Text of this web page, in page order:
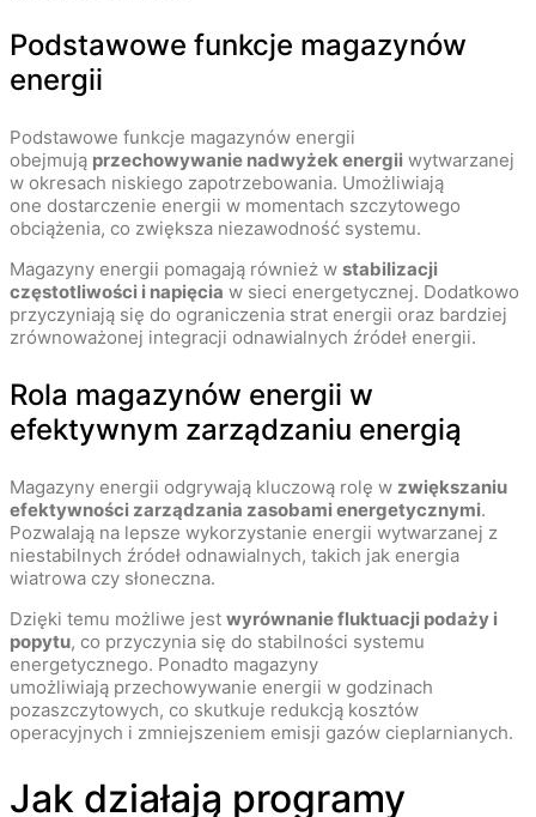
Podstawowe funkcje magazynów
energii
Podstawowe funkcje magazynów energii
obejmują przechowywanie nadwyżek energii wytwarzanej
w okresach niskiego zapotrzebowania. Umożliwiają
one dostarczenie energii w momentach szczytowego
obciążenia, co zwiększa niezawodność systemu.
Magazyny energii pomagają również w stabilizacji
częstotliwości i napięcia w sieci energetycznej. Dodatkowo
przyczyniają się do ograniczenia strat energii oraz bardziej
zrównoważonej integracji odnawialnych źródeł energii.
Rola magazynów energii w
efektywnym zarządzaniu energią
Magazyny energii odgrywają kluczową rolę w zwiększaniu
efektywności zarządzania zasobami energetycznymi.
Pozwalają na lepsze wykorzystanie energii wytwarzanej z
niestabilnych źródeł odnawialnych, takich jak energia
wiatrowa czy słoneczna.
Dzięki temu możliwe jest wyrównanie fluktuacji podaży i
popytu, co przyczynia się do stabilności systemu
energetycznego. Ponadto magazyny
umożliwiają przechowywanie energii w godzinach
pozaszczytowych, co skutkuje redukcją kosztów
operacyjnych i zmniejszeniem emisji gazów cieplarnianych.
Jak działają programy